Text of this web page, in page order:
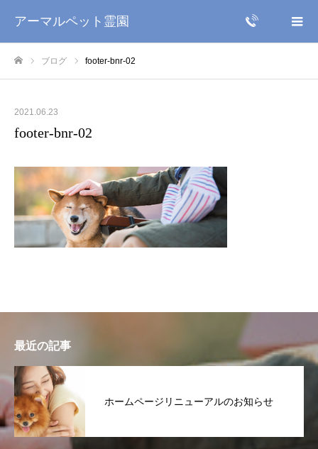
アーマルペット霊園
ブログ footer-bnr-02
2021.06.23
footer-bnr-02
最近の記事
ホームページリニューアルのお知らせ